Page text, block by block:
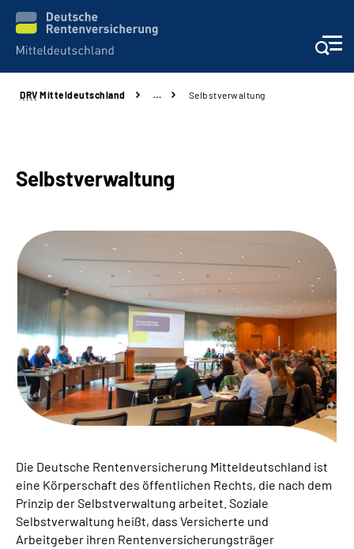
Aktuelles
Karriere
Presse
Über uns
Online-Services
Inhalte in Gebärdensprache (DGS)
Suche
DRV Mitteldeutschland … Selbstverwaltung
Selbstverwaltung
Die Deutsche Rentenversicherung Mitteldeutschland ist
eine Körperschaft des öffentlichen Rechts, die nach dem
Prinzip der Selbstverwaltung arbeitet. Soziale
Selbstverwaltung heißt, dass Versicherte und
Arbeitgeber ihren Rentenversicherungsträger